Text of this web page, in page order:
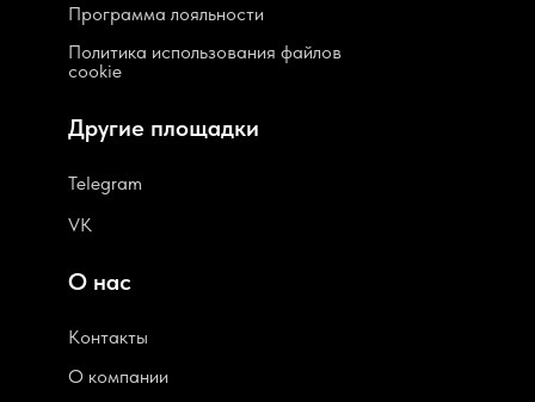
Программа лояльности
Политика использования файлов
cookie
Контакты
О компании
Telegram
VK
О нас
Другие площадки